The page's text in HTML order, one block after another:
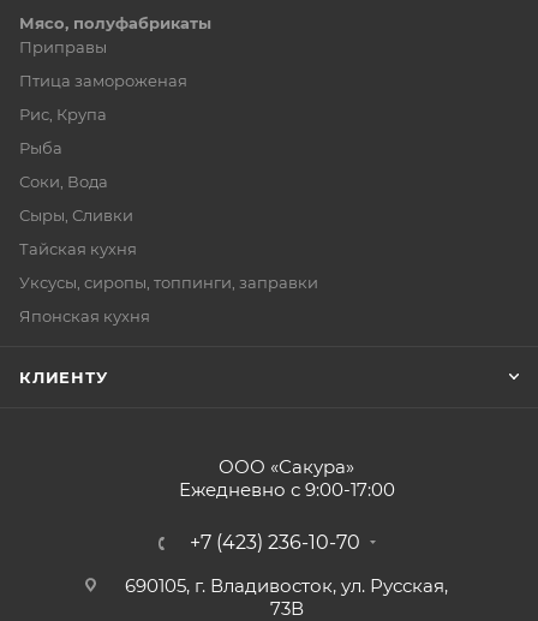
Мясо, полуфабрикаты
Приправы
Птица замороженая
Рис, Крупа
Рыба
Соки, Вода
Сыры, Сливки
Тайская кухня
Уксусы, сиропы, топпинги, заправки
Японская кухня
КЛИЕНТУ
ООО «Сакура»
Ежедневно с 9:00-17:00
+7 (423) 236-10-70
690105, г. Владивосток, ул. Русская,
73В